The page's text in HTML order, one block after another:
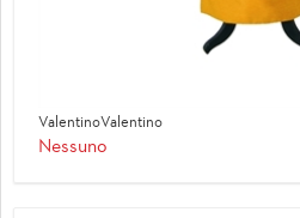
ValentinoValentino
Nessuno